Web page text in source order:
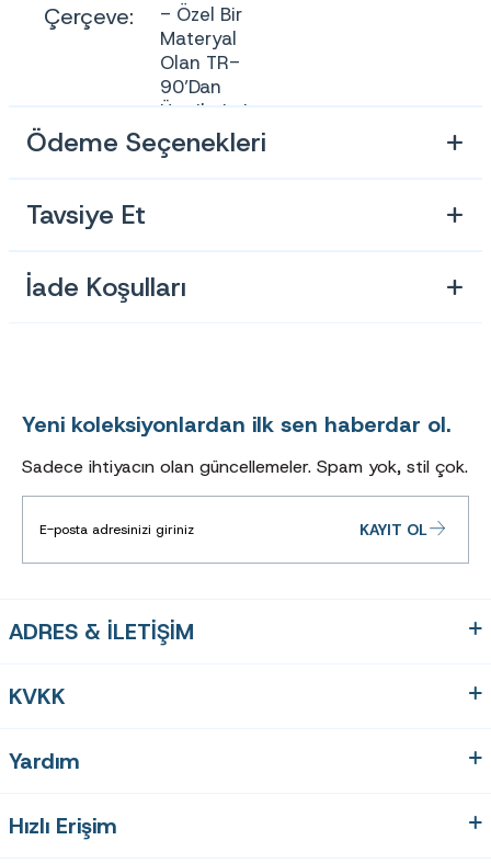
Çerçeve:
- Özel Bir
Materyal
Olan TR-
90’dan
Üretilmiştir.
Bu Sayede
Çok Daha
Sahiptir.
Gibi
Maddeler
Içermez
Çerçeve Ölçüleri
Gözlüğün formu kadar çerçeve
önemlidir. Satın alacağınız
gözlüğü seçerken ölçülere
Ebatlar:
Ödeme Seçenekleri
Tavsiye Et
İade Koşulları
Yeni koleksiyonlardan ilk sen haberdar ol.
Sadece ihtiyacın olan güncellemeler. Spam yok, stil çok.
KAYIT OL
ADRES & İLETİŞİM
KVKK
Yardım
Hızlı Erişim